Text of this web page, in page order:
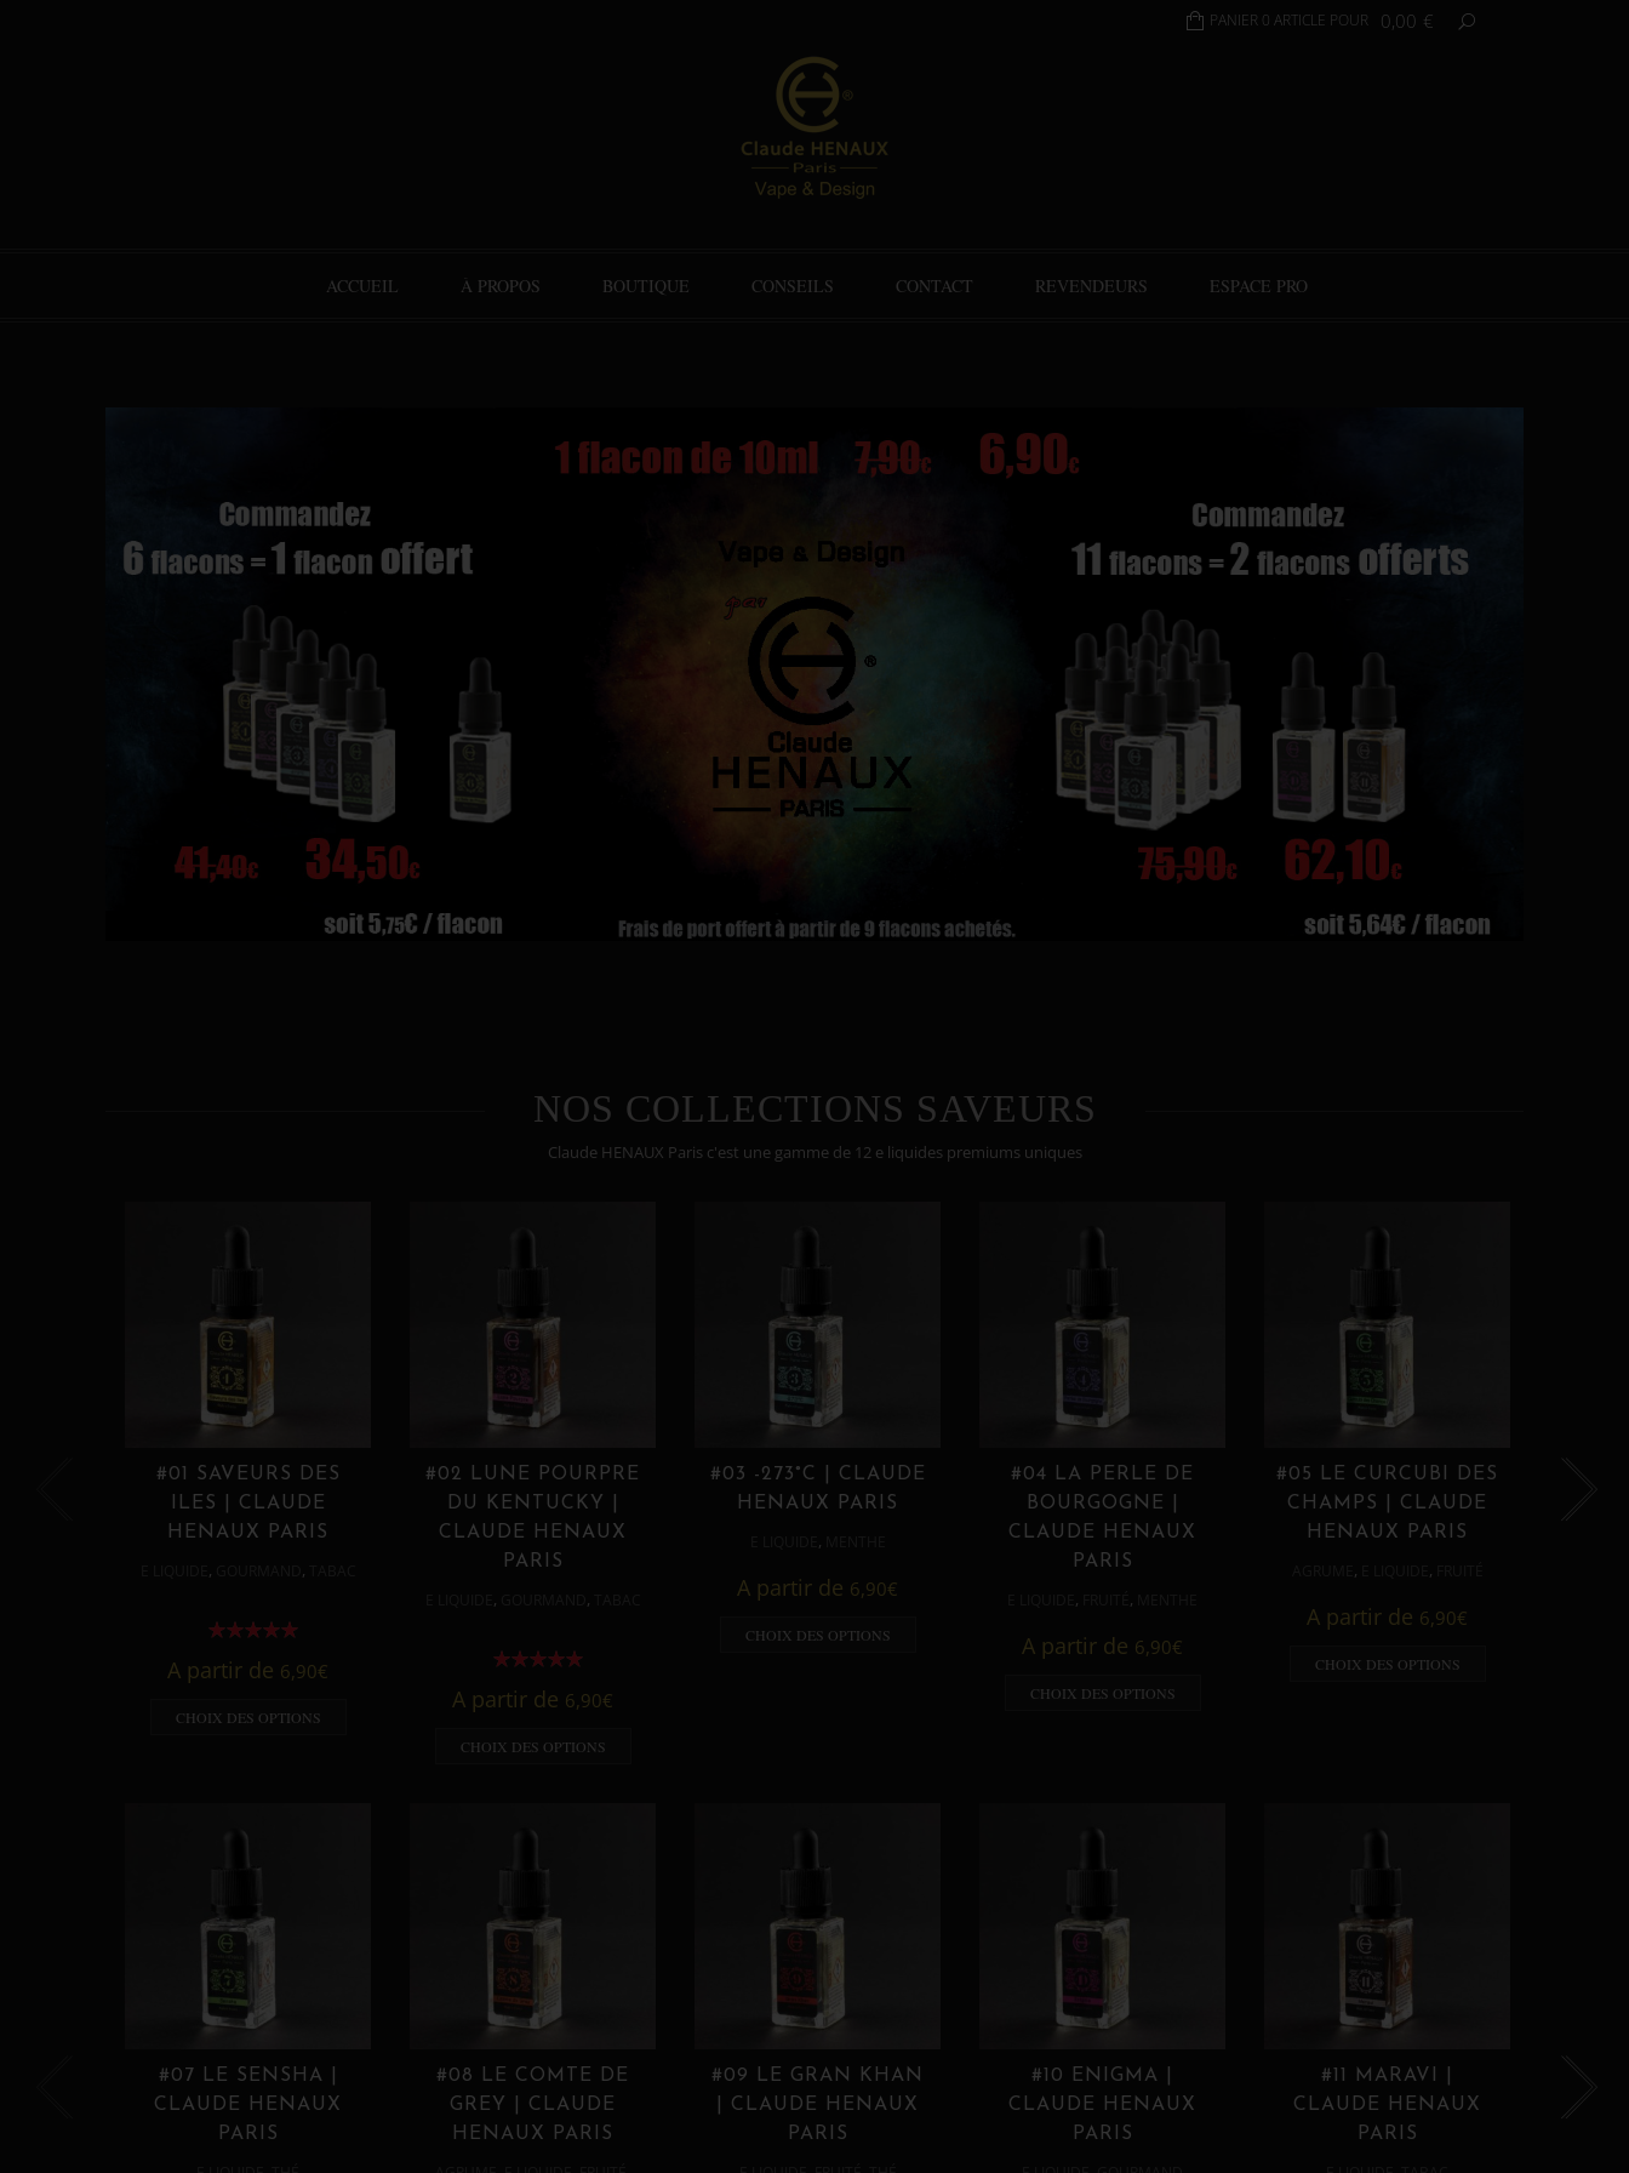
PANIER 0 ARTICLE POUR 0,00 €
ACCUEIL À PROPOS BOUTIQUE CONSEILS CONTACT REVENDEURS ESPACE PRO
NOS COLLECTIONS SAVEURS
Claude HENAUX Paris c'est une gamme de 12 e liquides premiums uniques
#01 SAVEURS DES
ILES | CLAUDE
HENAUX PARIS
, ,
A partir de 6,90€
CHOIX DES OPTIONS
#02 LUNE POURPRE
DU KENTUCKY |
CLAUDE HENAUX
PARIS
, ,
A partir de 6,90€
CHOIX DES OPTIONS
#03 -273°C | CLAUDE
HENAUX PARIS
,
A partir de 6,90€
CHOIX DES OPTIONS
#04 LA PERLE DE
BOURGOGNE |
CLAUDE HENAUX
PARIS
, ,
A partir de 6,90€
CHOIX DES OPTIONS
#05 LE CURCUBI DES
CHAMPS | CLAUDE
HENAUX PARIS
, ,
A partir de 6,90€
CHOIX DES OPTIONS
#07 LE SENSHA |
CLAUDE HENAUX
PARIS
#08 LE COMTE DE
GREY | CLAUDE
HENAUX PARIS
#09 LE GRAN KHAN
| CLAUDE HENAUX
PARIS
#10 ENIGMA |
CLAUDE HENAUX
PARIS
#11 MARAVI |
CLAUDE HENAUX
PARIS